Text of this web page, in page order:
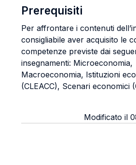
Prerequisiti
Per affrontare i contenuti
consigliabile aver acquisito le
competenze previste dai
insegnamenti: Microeconomia,
Macroeconomia, Istituzioni
(CLEACC), Scenari economici
Modificato il